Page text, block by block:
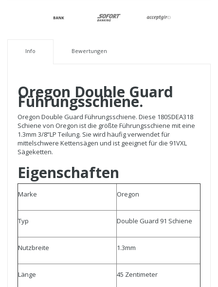
Info Bewertungen
Oregon Double Guard
Führungsschiene.
Oregon Double Guard Führungsschiene. Diese 180SDEA318
Schiene von Oregon ist die größte Führungsschiene mit eine
1.3mm 3/8“LP Teilung. Sie wird häufig verwendet für
mittelschwere Kettensägen und ist geeignet für die 91VXL
Sägeketten.
Eigenschaften
Marke Oregon
Typ Double Guard 91 Schiene
Nutzbreite 1.3mm
Länge 45 Zentimeter